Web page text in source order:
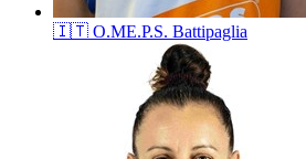
🇮🇹 O.ME.P.S. Battipaglia